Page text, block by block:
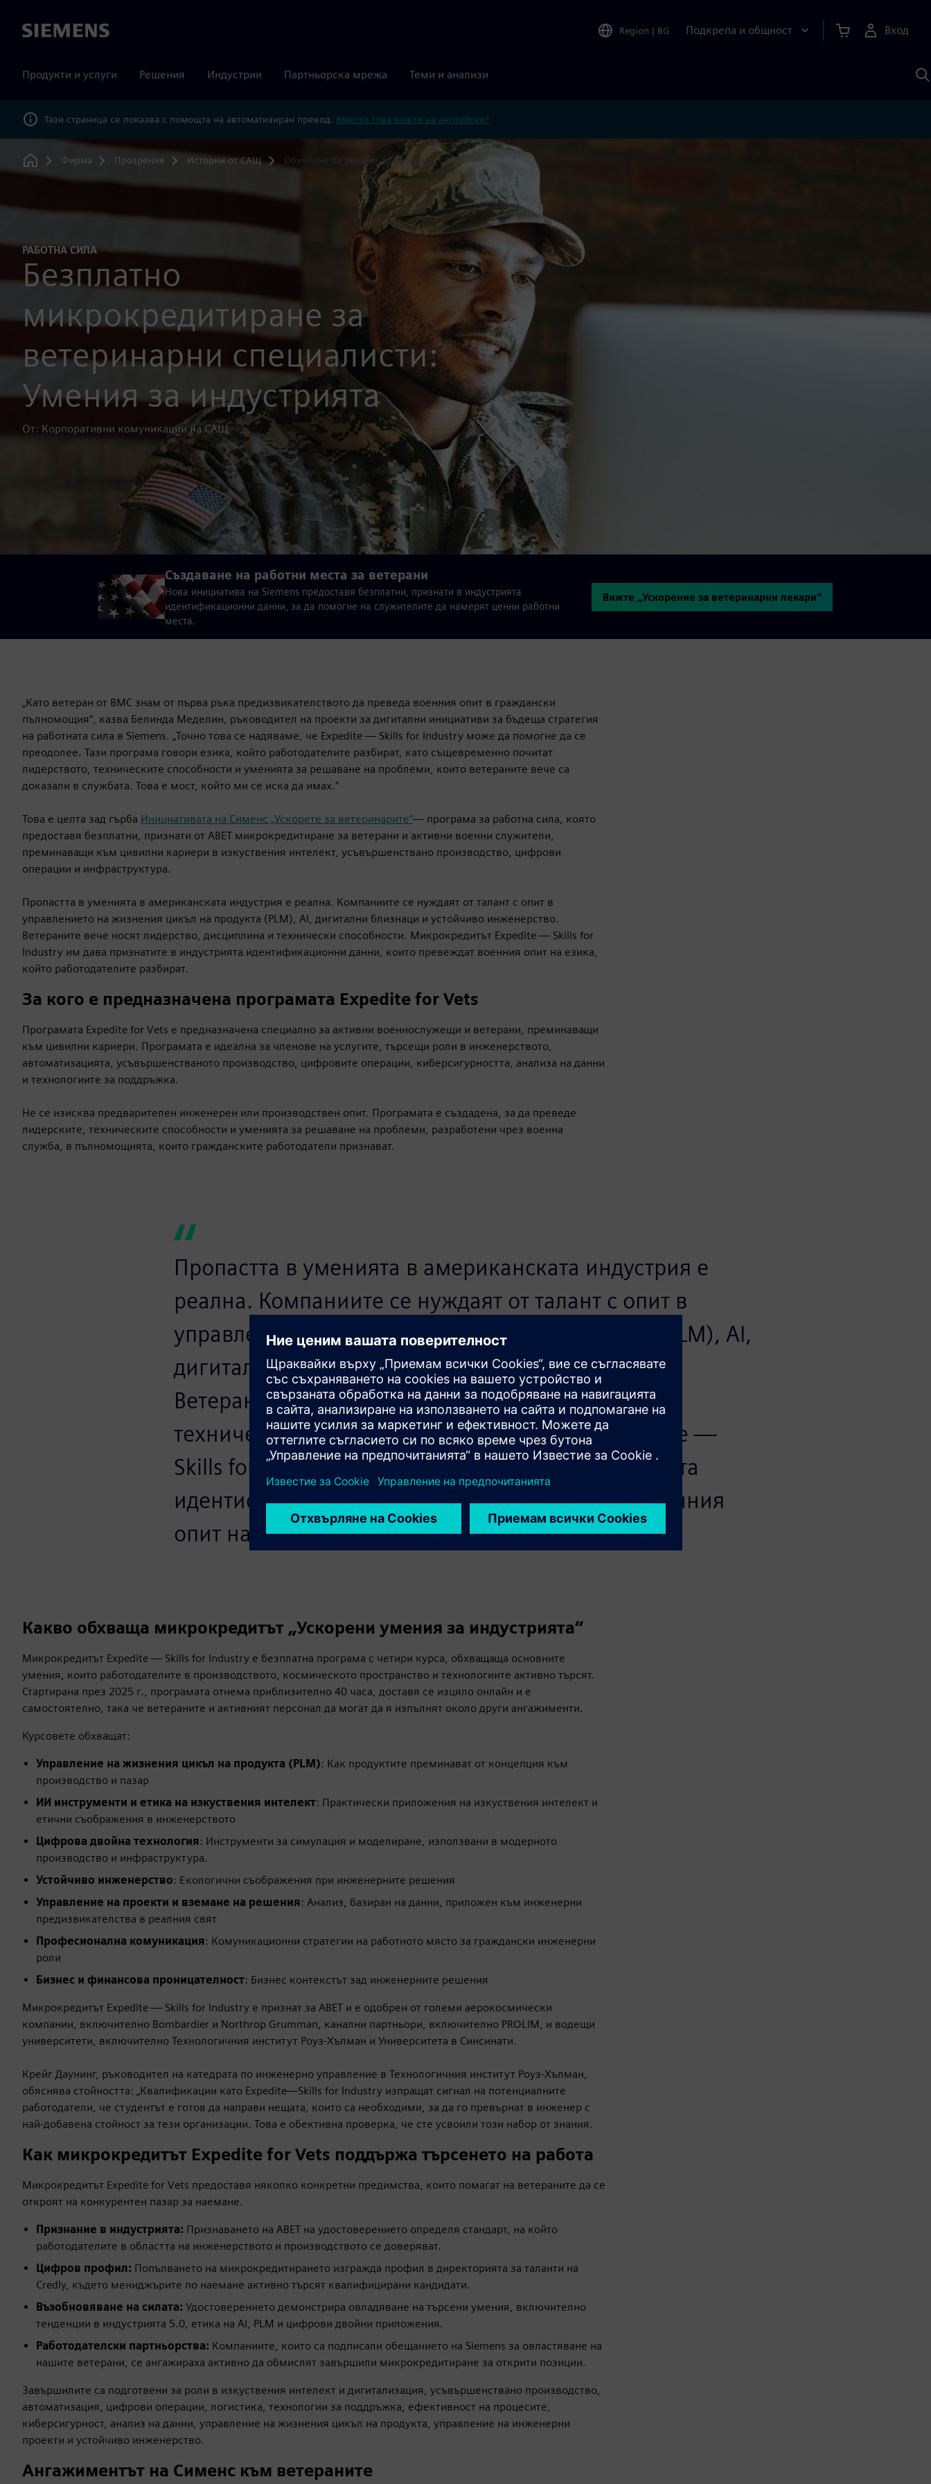
Siemens Region | BG Подкрепа и общност Вход
Продукти и услуги Решения Индустрии Партньорска мрежа Теми и анализи
с
Тази страница се показва с помощта на автоматизиран превод. Вместо това вижте на английски?
Home
Фирма Прозрения Истории от САЩ Обучение за умения за ветерани САЩ
РАБОТНА СИЛА
Безплатно
микрокредитиране за
ветеринарни специалисти:
Умения за индустрията
От: Корпоративни комуникации на САЩ
Създаване на работни места за ветерани
Нова инициатива на Siemens предоставя безплатни, признати в индустрията
идентификационни данни, за да помогне на служителите да намерят ценни работни
места.
Вижте „Ускорение за ветеринарни лекари“
„Като ветеран от ВМС знам от първа ръка предизвикателството да преведа военния опит в граждански
пълномощия“, казва Белинда Меделин, ръководител на проекти за дигитални инициативи за бъдеща стратегия
на работната сила в Siemens. „Точно това се надяваме, че Expedite — Skills for Industry може да помогне да се
преодолее. Тази програма говори езика, който работодателите разбират, като същевременно почитат
лидерството, техническите способности и уменията за решаване на проблеми, които ветераните вече са
доказали в службата. Това е мост, който ми се иска да имах.“
Това е целта зад гърба Инициативата на Сименс „Ускорете за ветеринарите“— програма за работна сила, която
предоставя безплатни, признати от ABET микрокредитиране за ветерани и активни военни служители,
преминаващи към цивилни кариери в изкуствения интелект, усъвършенствано производство, цифрови
операции и инфраструктура.
Пропастта в уменията в американската индустрия е реална. Компаниите се нуждаят от талант с опит в
управлението на жизнения цикъл на продукта (PLM), AI, дигитални близнаци и устойчиво инженерство.
Ветераните вече носят лидерство, дисциплина и технически способности. Микрокредитът Expedite — Skills for
Industry им дава признатите в индустрията идентификационни данни, които превеждат военния опит на езика,
който работодателите разбират.
За кого е предназначена програмата Expedite for Vets
Програмата Expedite for Vets е предназначена специално за активни военнослужещи и ветерани, преминаващи
към цивилни кариери. Програмата е идеална за членове на услугите, търсещи роли в инженерството,
автоматизацията, усъвършенстваното производство, цифровите операции, киберсигурността, анализа на данни
и технологиите за поддръжка.
Не се изисква предварителен инженерен или производствен опит. Програмата е създадена, за да преведе
лидерските, техническите способности и уменията за решаване на проблеми, разработени чрез военна
служба, в пълномощията, които гражданските работодатели признават.
Пропастта в уменията в американската индустрия е
реална. Компаниите се нуждаят от талант с опит в
управлението на жизнения цикъл на продукта (PLM), AI,
дигитални близнаци и устойчиво инженерство.
Ветераните вече носят лидерство, дисциплина и
технически способности. Микрокредитът Expedite —
Skills for Industry им дава признатите в индустрията
идентификационни данни, които превеждат военния
опит на езика, който работодателите разбират.
Какво обхваща микрокредитът „Ускорени умения за индустрията“
Микрокредитът Expedite — Skills for Industry е безплатна програма с четири курса, обхващаща основните
умения, които работодателите в производството, космическото пространство и технологиите активно търсят.
Стартирана през 2025 г., програмата отнема приблизително 40 часа, доставя се изцяло онлайн и е
самостоятелно, така че ветераните и активният персонал да могат да я изпълнят около други ангажименти.
Курсовете обхващат:
Управление на жизнения цикъл на продукта (PLM): Как продуктите преминават от концепция към
производство и пазар
ИИ инструменти и етика на изкуствения интелект: Практически приложения на изкуствения интелект и
етични съображения в инженерството
Цифрова двойна технология: Инструменти за симулация и моделиране, използвани в модерното
производство и инфраструктура.
Устойчиво инженерство: Екологични съображения при инженерните решения
Управление на проекти и вземане на решения: Анализ, базиран на данни, приложен към инженерни
предизвикателства в реалния свят
Професионална комуникация: Комуникационни стратегии на работното място за граждански инженерни
роли
Бизнес и финансова проницателност: Бизнес контекстът зад инженерните решения
Микрокредитът Expedite — Skills for Industry е признат за ABET и е одобрен от големи аерокосмически
компании, включително Bombardier и Northrop Grumman, канални партньори, включително PROLIM, и водещи
университети, включително Технологичния институт Роуз-Хълман и Университета в Синсинати.
Крейг Даунинг, ръководител на катедрата по инженерно управление в Технологичния институт Роуз-Хълман,
обяснява стойността: „Квалификации като Expedite—Skills for Industry изпращат сигнал на потенциалните
работодатели, че студентът е готов да направи нещата, които са необходими, за да го превърнат в инженер с
най-добавена стойност за тези организации. Това е обективна проверка, че сте усвоили този набор от знания.
Как микрокредитът Expedite for Vets поддържа търсенето на работа
Микрокредитът Expedite for Vets предоставя няколко конкретни предимства, които помагат на ветераните да се
откроят на конкурентен пазар за наемане.
Признание в индустрията: Признаването на ABET на удостоверението определя стандарт, на който
работодателите в областта на инженерството и производството се доверяват.
Цифров профил: Попълването на микрокредитирането изгражда профил в директорията за таланти на
Credly, където мениджърите по наемане активно търсят квалифицирани кандидати.
Възобновяване на силата: Удостоверението демонстрира овладяване на търсени умения, включително
тенденции в индустрията 5.0, етика на AI, PLM и цифрови двойни приложения.
Работодателски партньорства: Компаниите, които са подписали обещанието на Siemens за овластяване на
нашите ветерани, се ангажираха активно да обмислят завършили микрокредитиране за открити позиции.
Завършилите са подготвени за роли в изкуствения интелект и дигитализация, усъвършенствано производство,
автоматизация, цифрови операции, логистика, технологии за поддръжка, ефективност на процесите,
киберсигурност, анализ на данни, управление на жизнения цикъл на продукта, управление на инженерни
проекти и устойчиво инженерство.
Ангажиментът на Сименс към ветераните